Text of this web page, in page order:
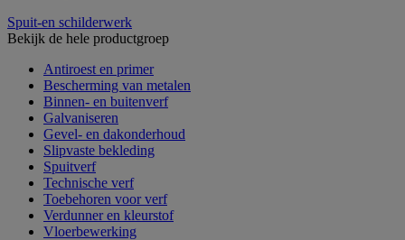
Spuit-en schilderwerk
Bekijk de hele productgroep
Antiroest en primer
Bescherming van metalen
Binnen- en buitenverf
Galvaniseren
Gevel- en dakonderhoud
Slipvaste bekleding
Spuitverf
Technische verf
Toebehoren voor verf
Verdunner en kleurstof
Vloerbewerking